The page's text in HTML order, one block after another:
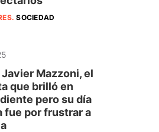
.SOCIEDAD
Mazzoni, el
que brilló en
pero su día
fue por frustrar a